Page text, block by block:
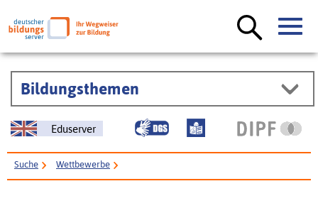
Bildungsthemen
Eduserver
Suche Wettbewerbe